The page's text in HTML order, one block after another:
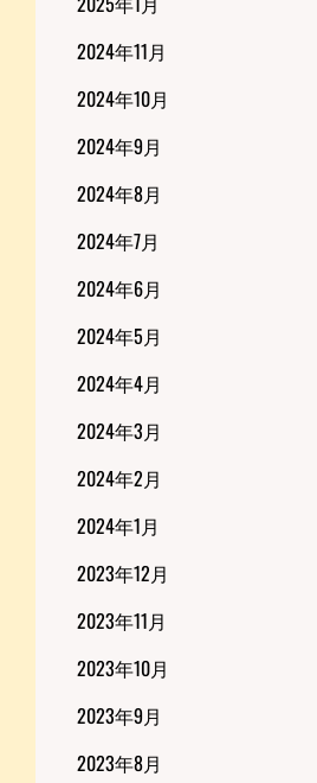
2024年11月
2024年10月
2024年9月
2024年8月
2024年7月
2024年6月
2024年5月
2024年4月
2024年3月
2024年2月
2024年1月
2023年12月
2023年11月
2023年10月
2023年9月
2023年8月